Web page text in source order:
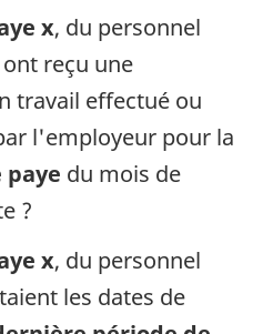
x, du personnel
reçu une
travail effectué ou
l'employeur pour la
du mois de
?
x, du personnel
les dates de